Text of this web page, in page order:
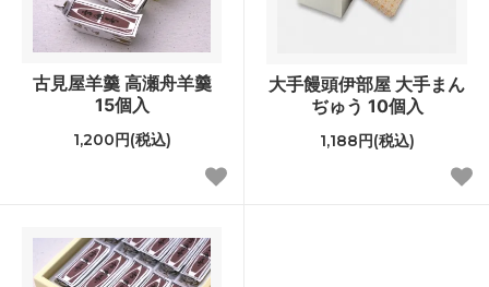
古見屋羊羹 高瀬舟羊羹
15個入
1,200円(税込)
大手饅頭伊部屋 大手まん
ぢゅう 10個入
1,188円(税込)